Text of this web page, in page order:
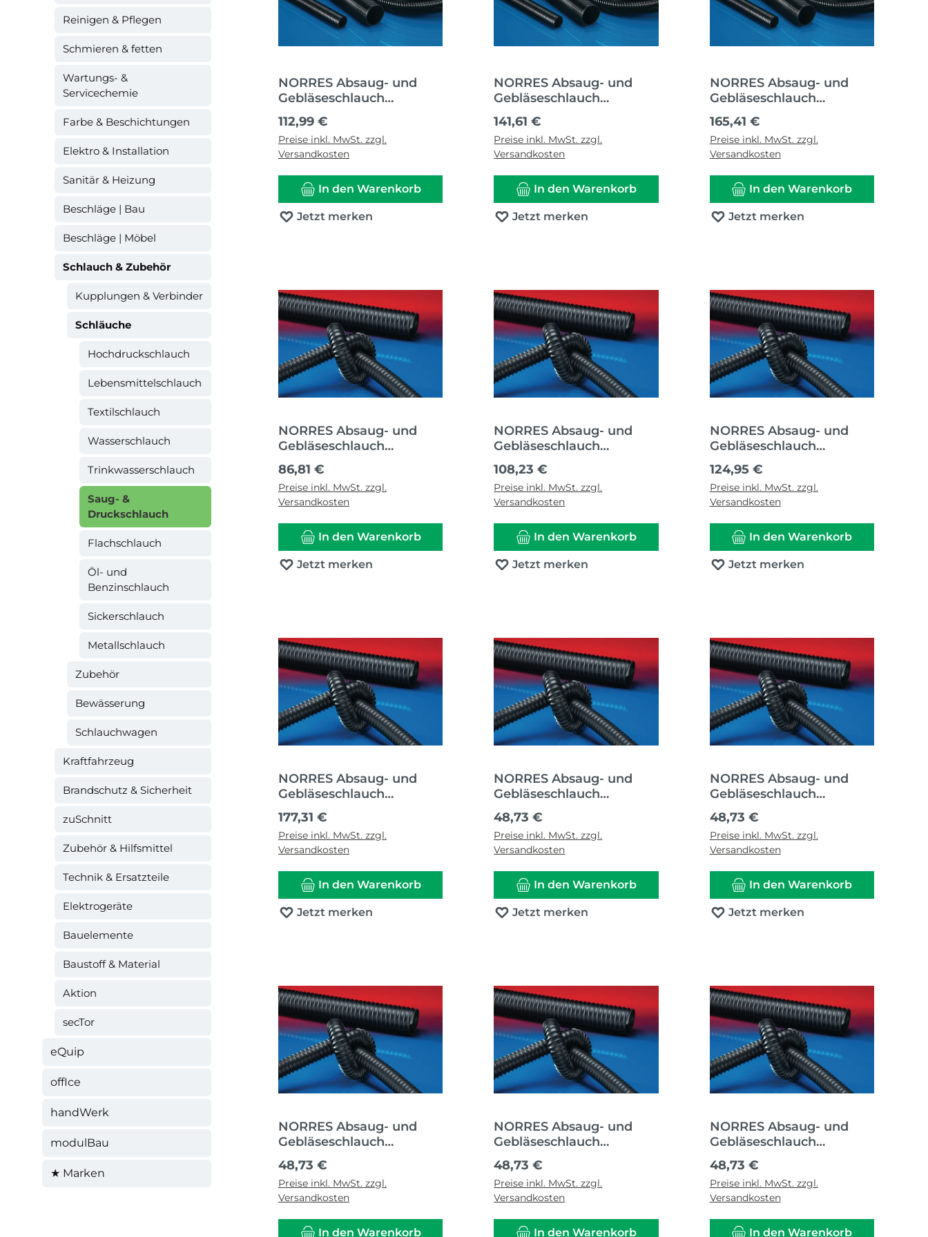
Reinigen & Pflegen
Schmieren & fetten
Wartungs- &
Servicechemie
Farbe & Beschichtungen
Elektro & Installation
Sanitär & Heizung
Beschläge | Bau
Beschläge | Möbel
Schlauch & Zubehör
Kupplungen & Verbinder
Schläuche
Hochdruckschlauch
Lebensmittelschlauch
Textilschlauch
Wasserschlauch
Trinkwasserschlauch
Saug- &
Druckschlauch
Flachschlauch
Öl- und
Benzinschlauch
Sickerschlauch
Metallschlauch
Zubehör
Bewässerung
Schlauchwagen
Kraftfahrzeug
Brandschutz & Sicherheit
zuSchnitt
Zubehör & Hilfsmittel
Technik & Ersatzteile
Elektrogeräte
Bauelemente
Baustoff & Material
Aktion
secTor
eQuip
offIce
handWerk
modulBau
★ Marken
NORRES Absaug- und
Gebläseschlauch
AIRDUC® HT-PUR 356 50
mm 61,00 mm 10 m
Regulärer Preis:
112,99 €
Preise inkl. MwSt. zzgl.
Versandkosten
In den Warenkorb
Jetzt merken
NORRES Absaug- und
Gebläseschlauch
AIRDUC® HT-PUR 356 63
mm 74,00 mm 10 m
Regulärer Preis:
141,61 €
Preise inkl. MwSt. zzgl.
Versandkosten
In den Warenkorb
Jetzt merken
NORRES Absaug- und
Gebläseschlauch
AIRDUC® HT-PUR 356 80
mm 92,00 mm 10 m
Regulärer Preis:
165,41 €
Preise inkl. MwSt. zzgl.
Versandkosten
In den Warenkorb
Jetzt merken
NORRES Absaug- und
Gebläseschlauch
AIRDUC® PUR 351 HT
Innen-Ø 100-102 mm
Außen-Ø 109,00 mm
Regulärer Preis:
86,81 €
Preise inkl. MwSt. zzgl.
Versandkosten
In den Warenkorb
Jetzt merken
NORRES Absaug- und
Gebläseschlauch
AIRDUC® PUR 351 HT
Innen-Ø 125-127 mm
Außen-Ø 134,00 mm
Regulärer Preis:
108,23 €
Preise inkl. MwSt. zzgl.
Versandkosten
In den Warenkorb
Jetzt merken
NORRES Absaug- und
Gebläseschlauch
AIRDUC® PUR 351 HT
Innen-Ø 150-152 mm
Außen-Ø 159,00 mm
Regulärer Preis:
124,95 €
Preise inkl. MwSt. zzgl.
Versandkosten
In den Warenkorb
Jetzt merken
NORRES Absaug- und
Gebläseschlauch
AIRDUC® PUR 351 HT
Innen-Ø 200-203 mm
Außen-Ø 209,00 mm
Regulärer Preis:
177,31 €
Preise inkl. MwSt. zzgl.
Versandkosten
In den Warenkorb
Jetzt merken
NORRES Absaug- und
Gebläseschlauch
AIRDUC® PUR 351 HT
Innen-Ø 25 mm Außen-Ø
32,00 mm
Regulärer Preis:
48,73 €
Preise inkl. MwSt. zzgl.
Versandkosten
In den Warenkorb
Jetzt merken
NORRES Absaug- und
Gebläseschlauch
AIRDUC® PUR 351 HT
Innen-Ø 32 mm Außen-Ø
40,00 mm
Regulärer Preis:
48,73 €
Preise inkl. MwSt. zzgl.
Versandkosten
In den Warenkorb
Jetzt merken
NORRES Absaug- und
Gebläseschlauch
AIRDUC® PUR 351 HT
Innen-Ø 38 mm Außen-Ø
46,00 mm
Regulärer Preis:
48,73 €
Preise inkl. MwSt. zzgl.
Versandkosten
In den Warenkorb
NORRES Absaug- und
Gebläseschlauch
AIRDUC® PUR 351 HT
Innen-Ø 40 mm Außen-Ø
48,00 mm
Regulärer Preis:
48,73 €
Preise inkl. MwSt. zzgl.
Versandkosten
In den Warenkorb
NORRES Absaug- und
Gebläseschlauch
AIRDUC® PUR 351 HT
Innen-Ø 40 mm Außen-Ø
48,00 mm
Regulärer Preis:
48,73 €
Preise inkl. MwSt. zzgl.
Versandkosten
In den Warenkorb